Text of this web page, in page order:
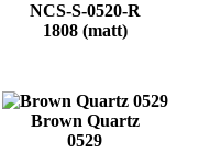
NCS-S-0520-R
1808 (matt)
Brown Quartz
0529